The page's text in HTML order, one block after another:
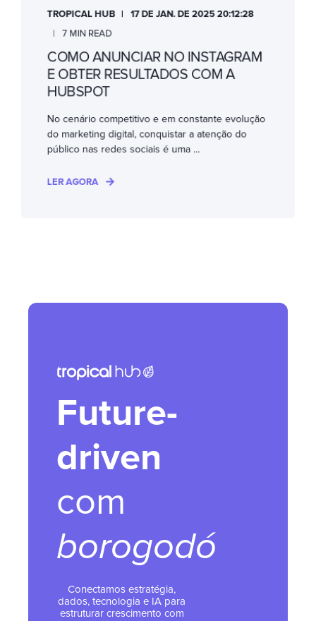
TROPICAL HUB
17 DE JAN. DE 2025 20:12:28
7 MIN READ
COMO ANUNCIAR NO INSTAGRAM
E OBTER RESULTADOS COM A
HUBSPOT
No cenário competitivo e em constante evolução
do marketing digital, conquistar a atenção do
público nas redes sociais é uma ...
LER AGORA
Future-
driven
com
borogodó
Conectamos estratégia,
dados, tecnologia e IA para
estruturar crescimento com